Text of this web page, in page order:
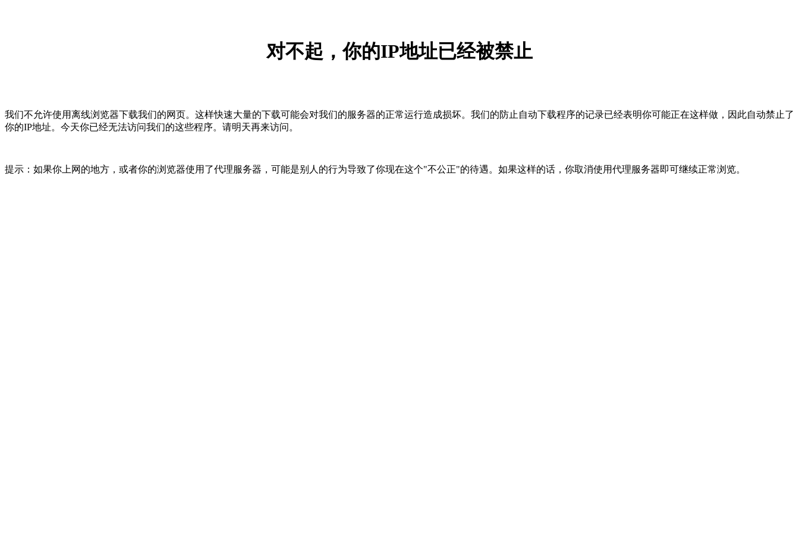
对不起，你的IP地址已经被禁止
我们不允许使用离线浏览器下载我们的网页。这样快速大量的下载可能会对我们的服务器的正常运行造成损坏。我们的防止自动下载程序的记录已经表明你可能正在这样做，因此自动禁止了
你的IP地址。今天你已经无法访问我们的这些程序。请明天再来访问。
提示：如果你上网的地方，或者你的浏览器使用了代理服务器，可能是别人的行为导致了你现在这个"不公正"的待遇。如果这样的话，你取消使用代理服务器即可继续正常浏览。